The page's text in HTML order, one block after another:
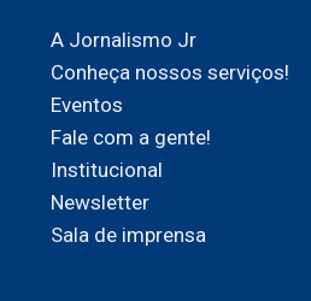
A Jornalismo Jr
Conheça nossos serviços!
Eventos
Fale com a gente!
Institucional
Newsletter
Sala de imprensa